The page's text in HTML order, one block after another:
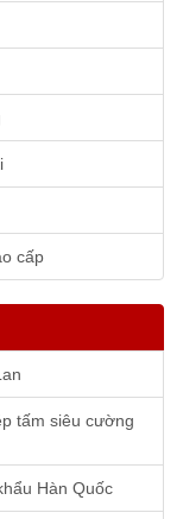
cấp
tấm siêu cường
Hàn Quốc